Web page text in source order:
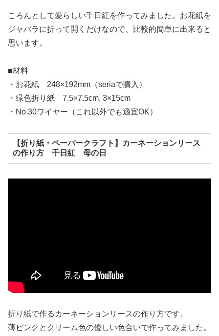
ころんとして愛らしい千日紅を作ってみました。お花紙を
ジャバラに折って開くだけなので、比較的簡単に出来ると
思います。
■材料
・お花紙 248×192mm（seriaで購入）
・緑色折り紙 7.5×7.5cm, 3×15cm
・No.30ワイヤー（これ以外でも適宜OK）
【折り紙・ペーパークラフト】カーネーションリース
の作り方 千日紅 母の日
折り紙で作るカーネーションリースの作り方です。
薄ピンクとクリーム色の優しい色合いで作ってみました。